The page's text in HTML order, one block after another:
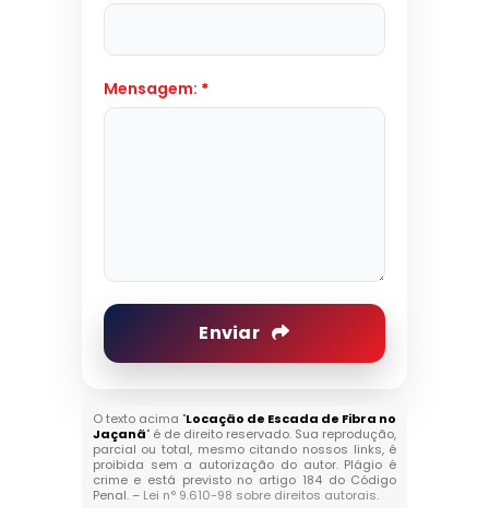
Mensagem: *
Enviar
O texto acima "Locação de Escada de Fibra no
Jaçanã" é de direito reservado. Sua reprodução,
parcial ou total, mesmo citando nossos links, é
proibida sem a autorização do autor. Plágio é
crime e está previsto no artigo 184 do Código
Penal. – Lei n° 9.610-98 sobre direitos autorais.